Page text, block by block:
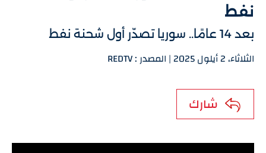
نفط
بعد 14 عامًا.. سوريا تصدّر أول شحنة نفط
الثلاثاء، 2 أيلول 2025 | المصدر : REDTV
شارك